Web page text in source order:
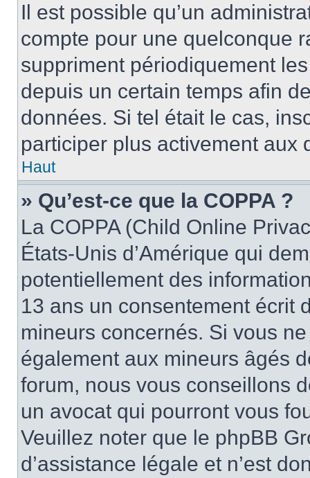
Il est possible qu’un
compte pour une quelconque
suppriment périodiquement
depuis un certain temps afin
données. Si tel était le cas,
participer plus activement aux
Haut
» Qu’est-ce que la COPPA ?
La COPPA (Child Online
États-Unis d’Amérique qui
potentiellement des
13 ans un consentement écrit
mineurs concernés. Si vous
également aux mineurs âgés
forum, nous vous conseillons
un avocat qui pourront vous
Veuillez noter que le phpBB
d’assistance légale et n’est